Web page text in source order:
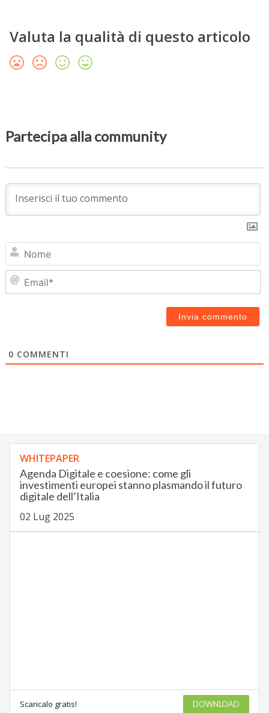
Valuta la qualità di questo articolo
Partecipa alla community
0 COMMENTI
WHITEPAPER
Agenda Digitale e coesione: come gli
investimenti europei stanno plasmando il futuro
digitale dell’Italia
02 Lug 2025
Scaricalo gratis! DOWNLOAD